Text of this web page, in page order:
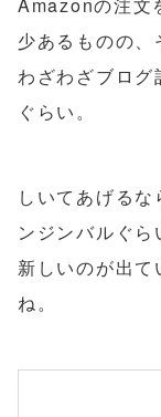
少あるものの
わざわざブログ
ぐらい。
しいてあげるな
ンジンバルぐ
新しいのが出
ね。